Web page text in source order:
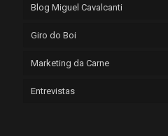
Blog Miguel Cavalcanti
Giro do Boi
Marketing da Carne
Entrevistas